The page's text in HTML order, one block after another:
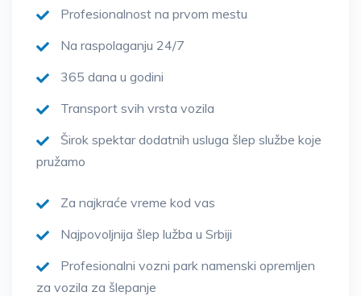
Profesionalnost na prvom mestu
Na raspolaganju 24/7
365 dana u godini
Transport svih vrsta vozila
Širok spektar dodatnih usluga šlep službe koje
pružamo
Za najkraće vreme kod vas
Najpovoljnija šlep lužba u Srbiji
Profesionalni vozni park namenski opremljen
za vozila za šlepanje